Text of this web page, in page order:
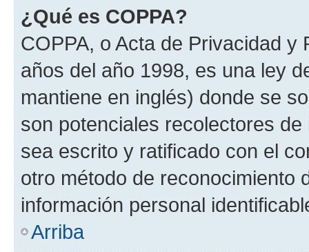
¿Qué es COPPA?
COPPA, o Acta de Privacidad
años del año 1998, es una ley
mantiene en inglés) donde se
son potenciales recolectores
sea escrito y ratificado con el
otro método de reconocimiento
información personal
Arriba